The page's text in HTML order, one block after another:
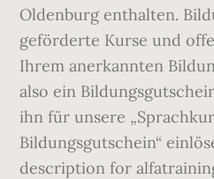
Oldenburg enthalten.
geförderte Kurse und
Ihrem anerkannten
also ein
ihn für unsere
Bildungsgutschein“
description for